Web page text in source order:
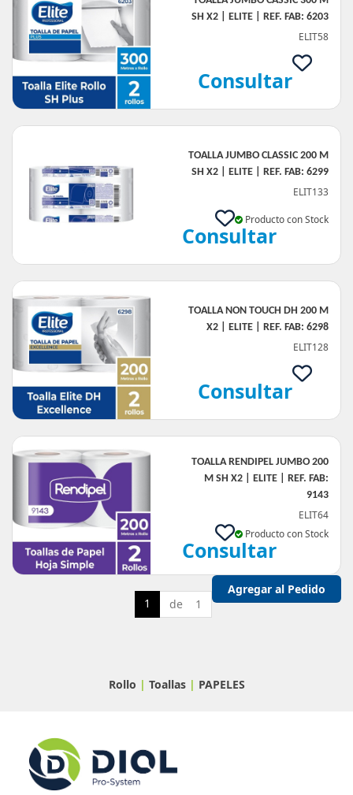
SH X2 | ELITE | REF. FAB: 6203
ELIT58
Consultar
TOALLA JUMBO CLASSIC 200 M
SH X2 | ELITE | REF. FAB: 6299
ELIT133
Producto con Stock
Consultar
TOALLA NON TOUCH DH 200 M
X2 | ELITE | REF. FAB: 6298
ELIT128
Consultar
TOALLA RENDIPEL JUMBO 200
M SH X2 | ELITE | REF. FAB:
9143
ELIT64
Producto con Stock
Consultar
1 de 1
Rollo | Toallas| PAPELES